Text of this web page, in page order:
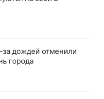
за дождей отменили
города